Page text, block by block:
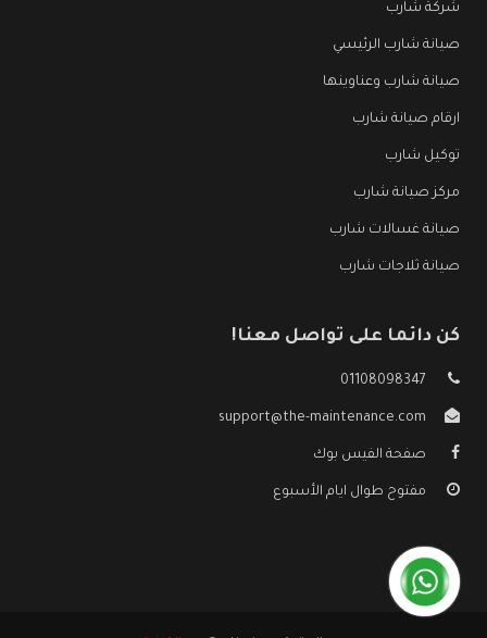
شركة شارب
صيانة شارب الرئيسي
صيانة شارب وعناوينها
ارقام صيانة شارب
توكيل شارب
مركز صيانة شارب
صيانة غسالات شارب
صيانة ثلاجات شارب
كن دائما على تواصل معنا!
01108098347
support@the-maintenance.com
صفحة الفيس بوك
مفتوح طوال ايام الأسبوع